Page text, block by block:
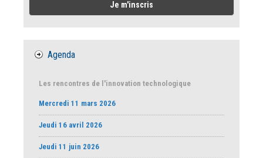
Agenda
Les rencontres de l'innovation technologique
Mercredi 11 mars 2026
Jeudi 16 avril 2026
Jeudi 11 juin 2026